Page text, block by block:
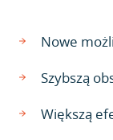
Nowe
Szybszą
Większą